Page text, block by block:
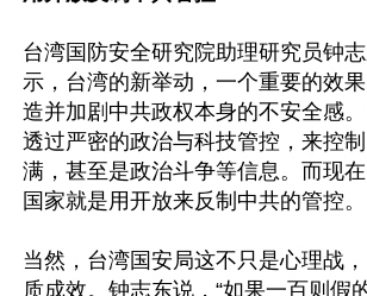
台湾国防安全研究院助理研究员钟
示，台湾的新举动，一个重要的效
造并加剧中共政权本身的不安全感
透过严密的政治与科技管控，来控
满，甚至是政治斗争等信息。而现
国家就是用开放来反制中共的管控。
当然，台湾国安局这不只是心理战
质成效。钟志东说，“如果一百则假